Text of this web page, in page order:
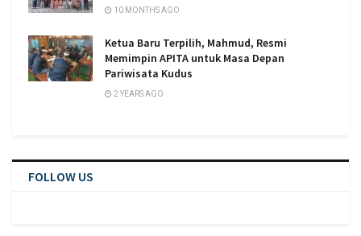
10 MONTHS AGO
Ketua Baru Terpilih, Mahmud, Resmi
Memimpin APITA untuk Masa Depan
Pariwisata Kudus
2 YEARS AGO
FOLLOW US